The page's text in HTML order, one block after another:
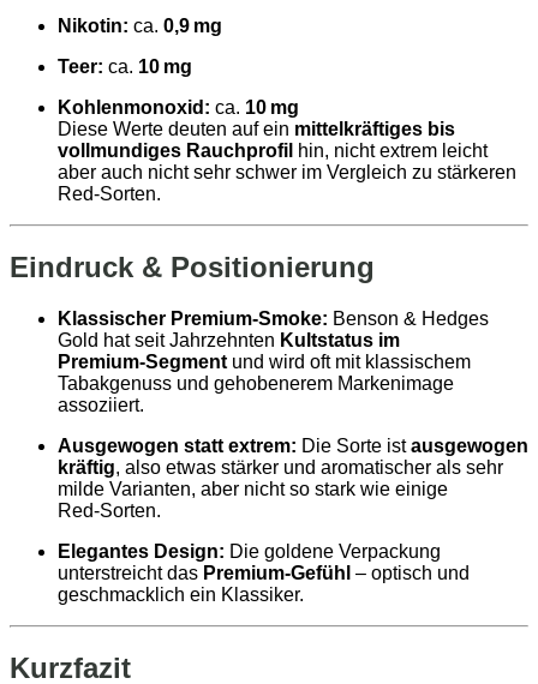
Nikotin: ca. 0,9 mg
Teer: ca. 10 mg
Kohlenmonoxid: ca. 10 mg
Diese Werte deuten auf ein mittelkräftiges bis
vollmundiges Rauchprofil hin, nicht extrem leicht
aber auch nicht sehr schwer im Vergleich zu stärkeren
Red‑Sorten.
Eindruck & Positionierung
Klassischer Premium‑Smoke: Benson & Hedges
Gold hat seit Jahrzehnten Kultstatus im
Premium‑Segment und wird oft mit klassischem
Tabakgenuss und gehobenerem Markenimage
assoziiert.
Ausgewogen statt extrem: Die Sorte istausgewogen
kräftig, also etwas stärker und aromatischer als sehr
milde Varianten, aber nicht so stark wie einige
Red‑Sorten.
Elegantes Design: Die goldene Verpackung
unterstreicht das Premium‑Gefühl – optisch und
geschmacklich ein Klassiker.
Kurzfazit